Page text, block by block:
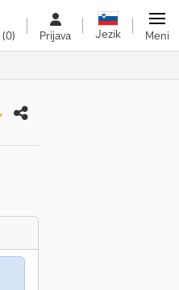
(0) Prijava Jezik Meni